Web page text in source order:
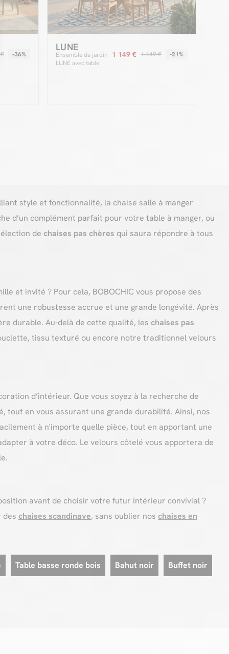
-36%
LUNE
Ensemble de jardin
LUNE avec table
1 149 € 1 449 € -21%
style et fonctionnalité, la chaise salle à manger
d’un complément parfait pour votre table à manger, ou
de chaises pas chères qui saura répondre à tous
et invité ? Pour cela, BOBOCHIC vous propose des
une robustesse accrue et une grande longévité. Après
durable. Au-delà de cette qualité, les chaises pas
tissu texturé ou encore notre traditionnel velours
d’intérieur. Que vous soyez à la recherche de
tout en vous assurant une grande durabilité. Ainsi, nos
à n'importe quelle pièce, tout en apportant une
à votre déco. Le velours côtelé vous apportera de
avant de choisir votre futur intérieur convivial ?
des chaises scandinave, sans oublier nos chaises en
Table basse ronde bois Bahut noir Buffet noir